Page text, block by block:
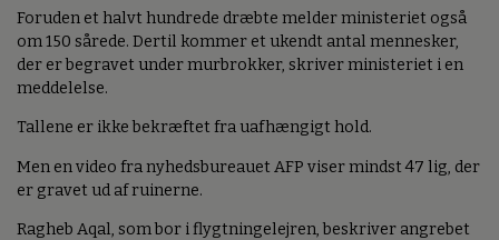
Foruden et halvt hundrede dræbte melder ministeriet også
om 150 sårede. Dertil kommer et ukendt antal mennesker,
der er begravet under murbrokker, skriver ministeriet i en
meddelelse.
Tallene er ikke bekræftet fra uafhængigt hold.
Men en video fra nyhedsbureauet AFP viser mindst 47 lig, der
er gravet ud af ruinerne.
Ragheb Aqal, som bor i flygtningelejren, beskriver angrebet